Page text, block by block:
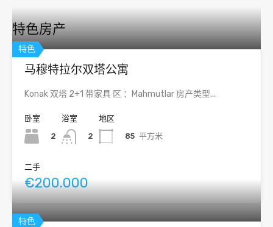
特色房产
特色
马穆特拉尔双塔公寓
Konak 双塔 2+1 带家具 区 ：Mahmutlar 房产类型...
卧室
2
浴室
2
地区
85 平方米
二手
€200.000
特色